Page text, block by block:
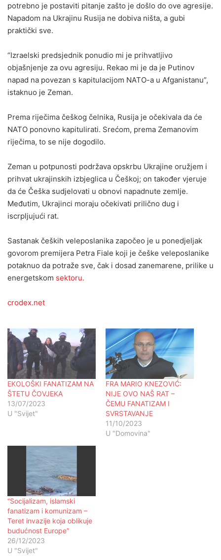
potrebno je postaviti pitanje zašto je došlo do ove agresije.
Napadom na Ukrajinu Rusija ne dobiva ništa, a gubi
praktički sve.
“Izraelski predsjednik ponudio mi je prihvatljivo
objašnjenje za ovu agresiju. Rekao mi je da je Putinov
napad na povezan s kapitulacijom NATO-a u Afganistanu”,
istaknuo je Zeman.
Prema riječima češkog čelnika, Rusija je očekivala da će
NATO ponovno kapitulirati. Srećom, prema Zemanovim
riječima, to se nije dogodilo.
Zeman u potpunosti podržava opskrbu Ukrajine oružjem i
prihvat ukrajinskih izbjeglica u Češkoj; on također vjeruje
da će Češka sudjelovati u obnovi napadnute zemlje.
Međutim, Ukrajinci moraju očekivati ​​prilično dug i
iscrpljujući rat.
Sastanak čeških veleposlanika započeo je u ponedjeljak
govorom premijera Petra Fiale koji je češke veleposlanike
potaknuo da potraže sve, čak i dosad zanemarene, prilike u
energetskom sektoru.
crodex.net
EKOLOŠKI FANATIZAM NA
ŠTETU ČOVJEKA
13/07/2023
U "Svijet"
FRA MARIO KNEZOVIĆ:
NIJE OVO NAŠ RAT –
ČEMU FANATIZAM I
SVRSTAVANJE
11/10/2023
U "Domovina"
“Socijalizam, islamski
fanatizam i komunizam –
Teret invazije koja oblikuje
budućnost Europe”
26/12/2023
U "Svijet"